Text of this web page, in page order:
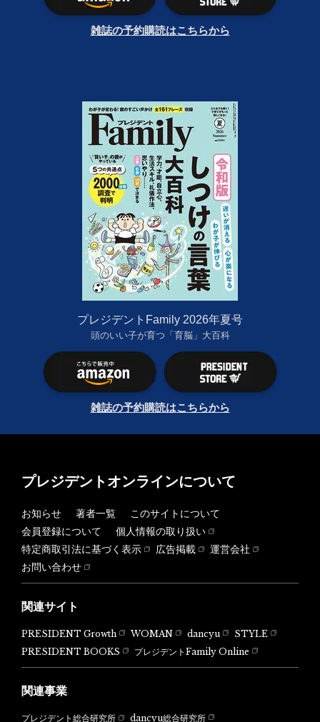
雑誌の予約購読はこちらから
プレジデントFamily 2026年夏号
頭のいい子が育つ「育脳」大百科
雑誌の予約購読はこちらから
プレジデントオンラインについて
お知らせ 著者一覧
このサイトについて
会員登録について
個人情報の取り扱い
特定商取引法に基づく表示
広告掲載
運営会社
お問い合わせ
関連サイト
PRESIDENT Growth WOMAN dancyu
STYLE
PRESIDENT BOOKS
プレジデントFamily Online
関連事業
プレジデント総合研究所 dancyu総合研究所